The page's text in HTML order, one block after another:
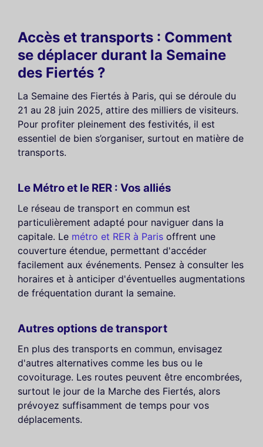
Accès et transports : Comment
se déplacer durant la Semaine
des Fiertés ?
La Semaine des Fiertés à Paris, qui se déroule du
21 au 28 juin 2025, attire des milliers de visiteurs.
Pour profiter pleinement des festivités, il est
essentiel de bien s’organiser, surtout en matière de
transports.
Le Métro et le RER : Vos alliés
Le réseau de transport en commun est
particulièrement adapté pour naviguer dans la
capitale. Le métro et RER à Paris offrent une
couverture étendue, permettant d'accéder
facilement aux événements. Pensez à consulter les
horaires et à anticiper d'éventuelles augmentations
de fréquentation durant la semaine.
Autres options de transport
En plus des transports en commun, envisagez
d'autres alternatives comme les bus ou le
covoiturage. Les routes peuvent être encombrées,
surtout le jour de la Marche des Fiertés, alors
prévoyez suffisamment de temps pour vos
déplacements.